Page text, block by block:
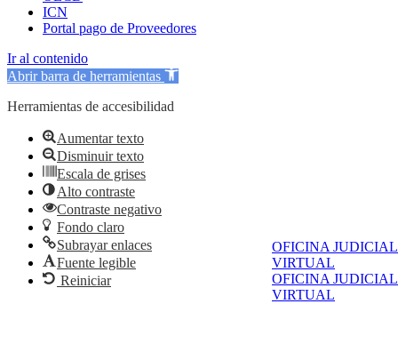
OFICINA JUDICIAL
VIRTUAL
OFICINA JUDICIAL
VIRTUAL
ICN
Portal pago de Proveedores
Ir al contenido
Abrir barra de herramientas
Herramientas de accesibilidad
Aumentar texto
Disminuir texto
Escala de grises
Alto contraste
Contraste negativo
Fondo claro
Subrayar enlaces
Fuente legible
Reiniciar